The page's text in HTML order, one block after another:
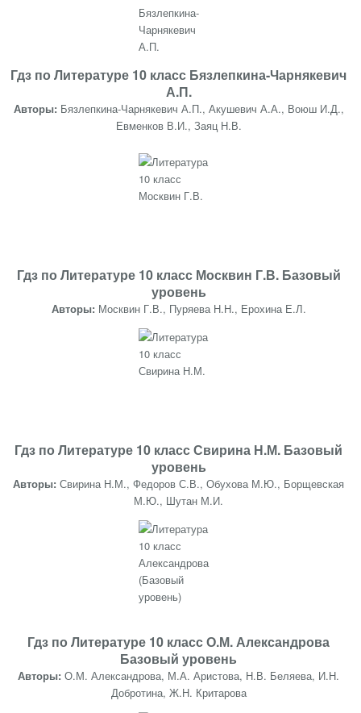
Гдз по Литературе 10 класс Бязлепкина-Чарнякевич
А.П.
Авторы: Бязлепкина-Чарнякевич А.П., Акушевич А.А., Воюш И.Д.,
Евменков В.И., Заяц Н.В.
Гдз по Литературе 10 класс Москвин Г.В. Базовый
уровень
Авторы: Москвин Г.В., Пуряева Н.Н., Ерохина Е.Л.
Гдз по Литературе 10 класс Свирина Н.М. Базовый
уровень
Авторы:Свирина Н.М., Федоров С.В., Обухова М.Ю., Борщевская
М.Ю., Шутан М.И.
Гдз по Литературе 10 класс О.М. Александрова
Базовый уровень
Авторы:О.М. Александрова, М.А. Аристова, Н.В. Беляева, И.Н.
Добротина, Ж.Н. Критарова